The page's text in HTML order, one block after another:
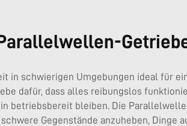
schwierigen Umgebungen ideal für
dafür, dass alles reibungslos
betriebsbereit bleiben. Die
Gegenstände anzuheben,